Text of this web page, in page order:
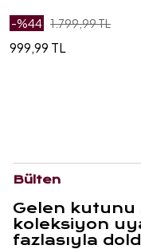
-%44 1.799,99 TL
999,99 TL
Bülten
Gelen kutunu
koleksiyon
fazlasıyla